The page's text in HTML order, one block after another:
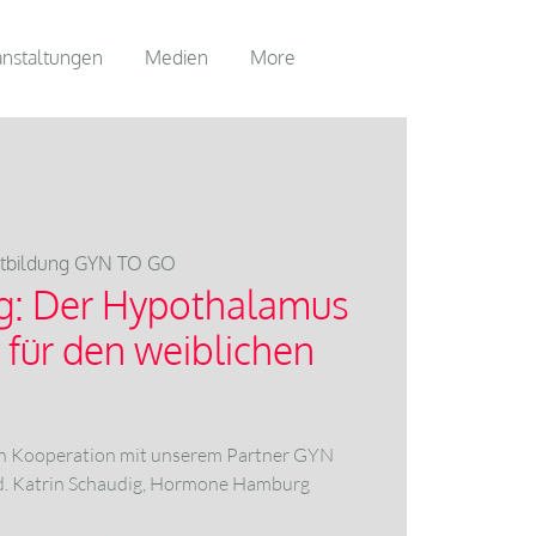
Medien More
GYN TO GO
Der Hypothalamus
den weiblichen
Kooperation mit unserem Partner GYN
Katrin Schaudig, Hormone Hamburg